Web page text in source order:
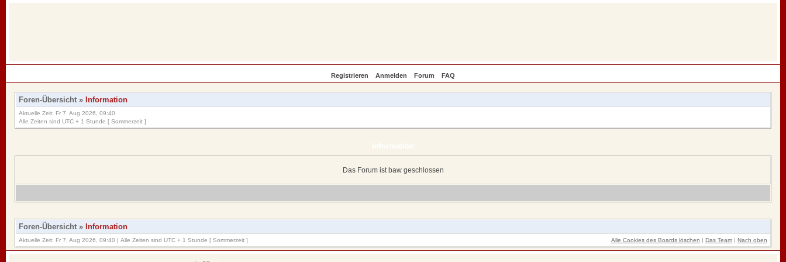
Registrieren Anmelden Forum FAQ
Foren-Übersicht » Information
Aktuelle Zeit: Fr 7. Aug 2026, 09:40
Alle Zeiten sind UTC + 1 Stunde [ Sommerzeit ]
Das Forum ist baw geschlossen
Foren-Übersicht » Information
Aktuelle Zeit: Fr 7. Aug 2026, 09:40 | Alle Zeiten sind UTC + 1 Stunde [ Sommerzeit ] Alle Cookies des Boards löschen | Das Team | Nach oben